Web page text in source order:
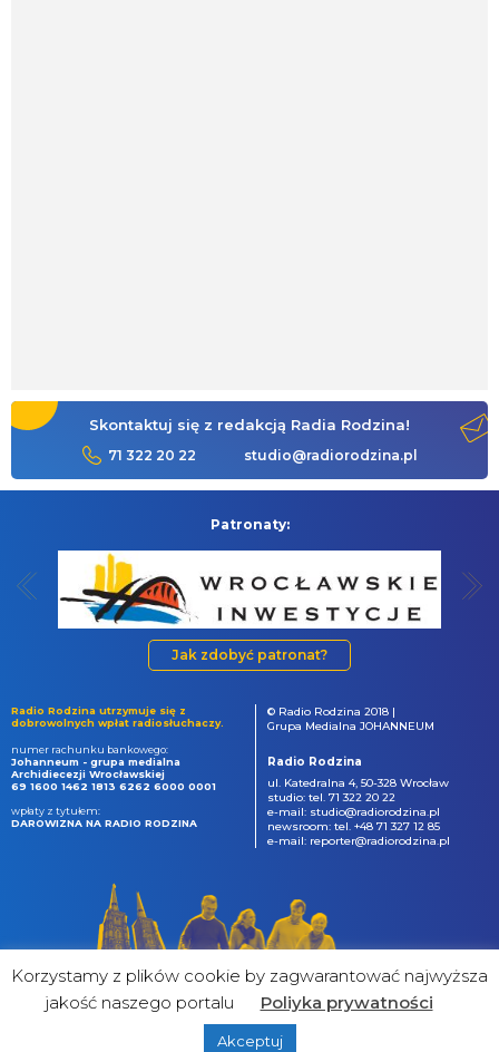
Skontaktuj się z redakcją Radia Rodzina!
71 322 20 22 studio@radiorodzina.pl
Patronaty:
Jak zdobyć patronat?
Radio Rodzina utrzymuje się z
dobrowolnych wpłat radiosłuchaczy.
numer rachunku bankowego:
Johanneum - grupa medialna
Archidiecezji Wrocławskiej
69 1600 1462 1813 6262 6000 0001
wpłaty z tytułem:
DAROWIZNA NA RADIO RODZINA
© Radio Rodzina 2018 |
Grupa Medialna JOHANNEUM
Radio Rodzina
ul. Katedralna 4, 50-328 Wrocław
studio: tel. 71 322 20 22
e-mail: studio@radiorodzina.pl
newsroom: tel. +48 71 327 12 85
e-mail: reporter@radiorodzina.pl
&
Korzystamy z plików cookie by zagwarantować najwyższa
jakość naszego portalu
Poliyka prywatności
Akceptuj